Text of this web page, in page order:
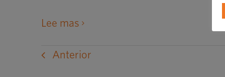
Lee masabre
sitio
Anterior